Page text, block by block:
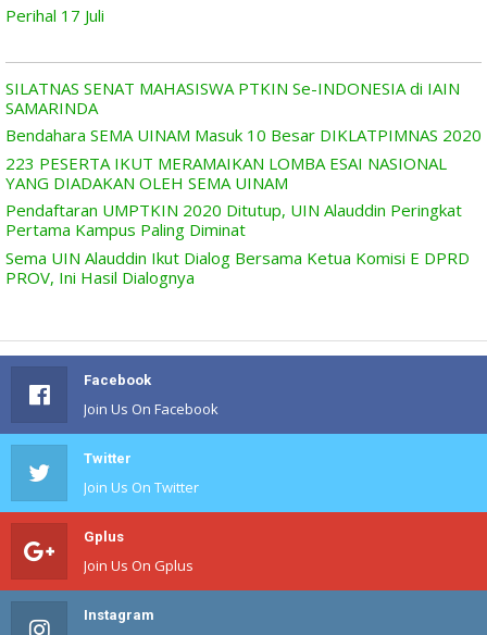
Perihal 17 Juli
SILATNAS SENAT MAHASISWA PTKIN Se-INDONESIA di IAIN
SAMARINDA
Bendahara SEMA UINAM Masuk 10 Besar DIKLATPIMNAS 2020
223 PESERTA IKUT MERAMAIKAN LOMBA ESAI NASIONAL
YANG DIADAKAN OLEH SEMA UINAM
Pendaftaran UMPTKIN 2020 Ditutup, UIN Alauddin Peringkat
Pertama Kampus Paling Diminat
Sema UIN Alauddin Ikut Dialog Bersama Ketua Komisi E DPRD
PROV, Ini Hasil Dialognya
Facebook
Join Us On Facebook
Twitter
Join Us On Twitter
Gplus
Join Us On Gplus
Instagram